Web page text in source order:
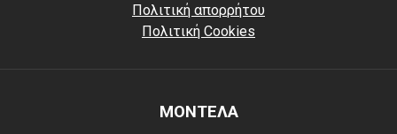
Πολιτική απορρήτου
Πολιτική Cookies
ΜΟΝΤΕΛΑ